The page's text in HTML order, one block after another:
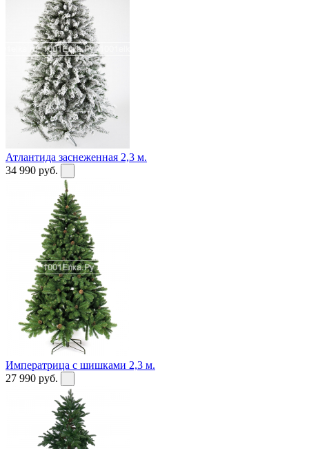
Атлантида заснеженная 2,3 м.
34 990 руб.
Императрица с шишками 2,3 м.
27 990 руб.